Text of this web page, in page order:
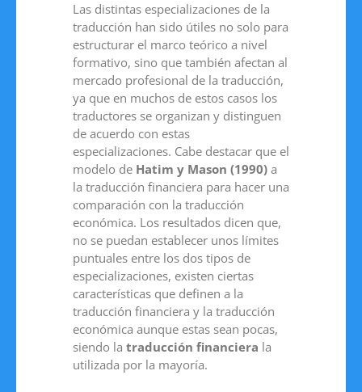
Las distintas especializaciones de la
traducción han sido útiles no solo para
estructurar el marco teórico a nivel
formativo, sino que también afectan al
mercado profesional de la traducción,
ya que en muchos de estos casos los
traductores se organizan y distinguen
de acuerdo con estas
especializaciones. Cabe destacar que el
modelo de Hatim y Mason (1990) a
la traducción financiera para hacer una
comparación con la traducción
económica. Los resultados dicen que,
no se puedan establecer unos límites
puntuales entre los dos tipos de
especializaciones, existen ciertas
características que definen a la
traducción financiera y la traducción
económica aunque estas sean pocas,
siendo la traducción financiera la
utilizada por la mayoría.